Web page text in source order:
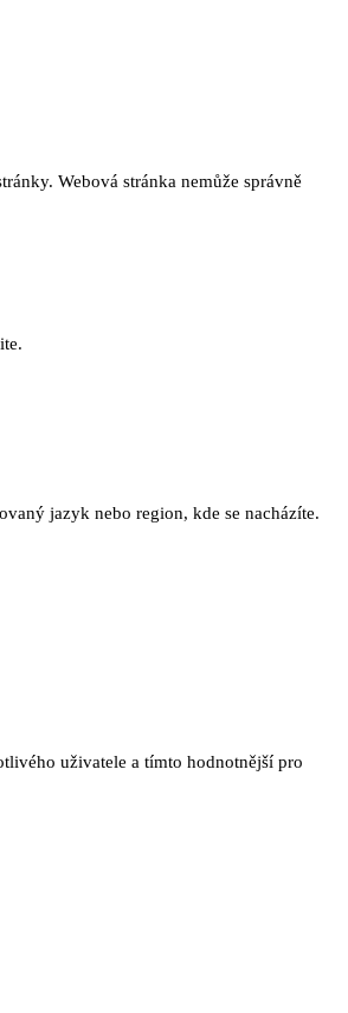
Webová stránka nemůže správně
jazyk nebo region, kde se nacházíte.
uživatele a tímto hodnotnější pro